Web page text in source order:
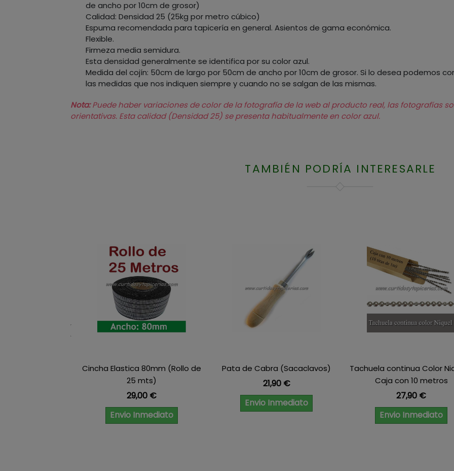
de ancho por 10cm de grosor)
Calidad: Densidad 25 (25kg por metro cúbico)
Espuma recomendada para tapicería en general. Asientos de gama económica.
Flexible.
Firmeza media semidura.
Esta densidad generalmente se identifica por su color azul.
Medida del cojín: 50cm de largo por 50cm de ancho por 10cm de grosor. Si lo desea podemos
las medidas que nos indiquen siempre y cuando no se salgan de las mismas.
Nota:Puede haber variaciones de color de la fotografía de la web al producto real, las fotografías
orientativas. Esta calidad (Densidad 25) se presenta habitualmente en color azul.
TAMBIÉN PODRÍA INTERESARLE
Cincha Elastica 80mm (Rollo de
25 mts)
Precio
29,00 €
Envio Inmediato
Pata de Cabra (Sacaclavos)
Precio
21,90 €
Envio Inmediato
Tachuela continua Color
Caja con 10 metros
Precio
27,90 €
Envio Inmediato